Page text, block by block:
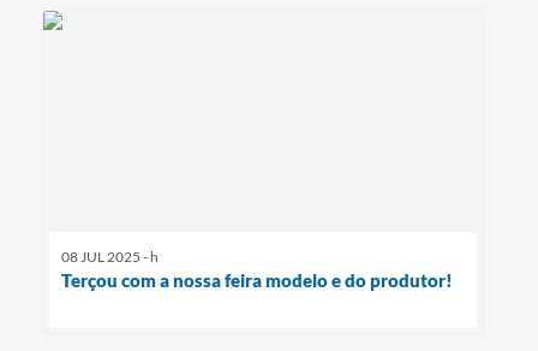
08 JUL 2025 - h
Terçou com a nossa feira modelo e do produtor!